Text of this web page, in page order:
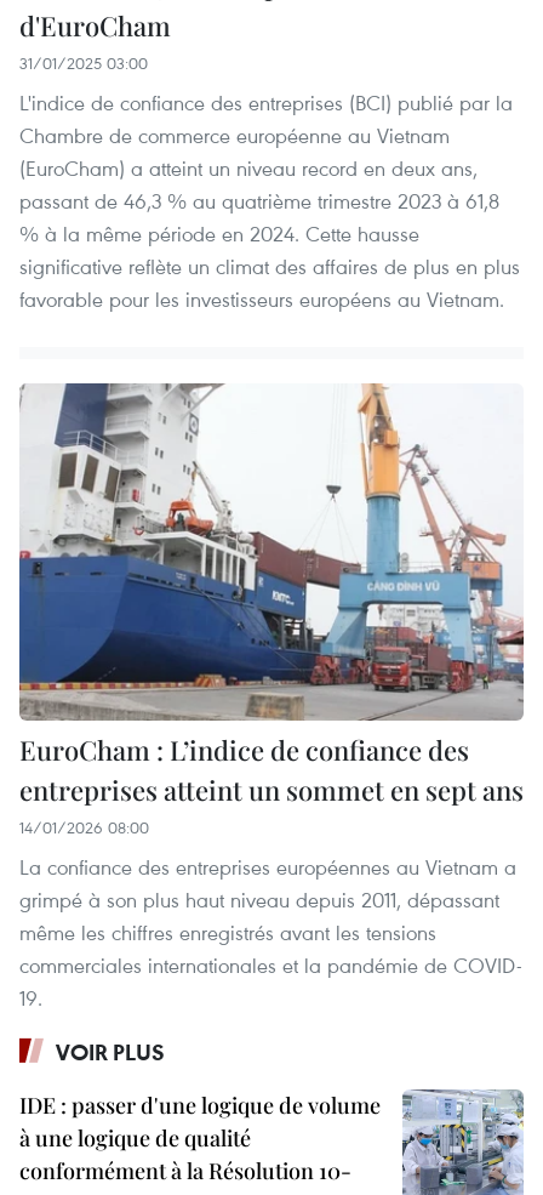
d'EuroCham
31/01/2025 03:00
L'indice de confiance des entreprises (BCI) publié par la
Chambre de commerce européenne au Vietnam
(EuroCham) a atteint un niveau record en deux ans,
passant de 46,3 % au quatrième trimestre 2023 à 61,8
% à la même période en 2024. Cette hausse
significative reflète un climat des affaires de plus en plus
favorable pour les investisseurs européens au Vietnam.
EuroCham : L’indice de confiance des
entreprises atteint un sommet en sept ans
14/01/2026 08:00
La confiance des entreprises européennes au Vietnam a
grimpé à son plus haut niveau depuis 2011, dépassant
même les chiffres enregistrés avant les tensions
commerciales internationales et la pandémie de COVID-
19.
VOIR PLUS
IDE : passer d'une logique de volume
à une logique de qualité
conformément à la Résolution 10-